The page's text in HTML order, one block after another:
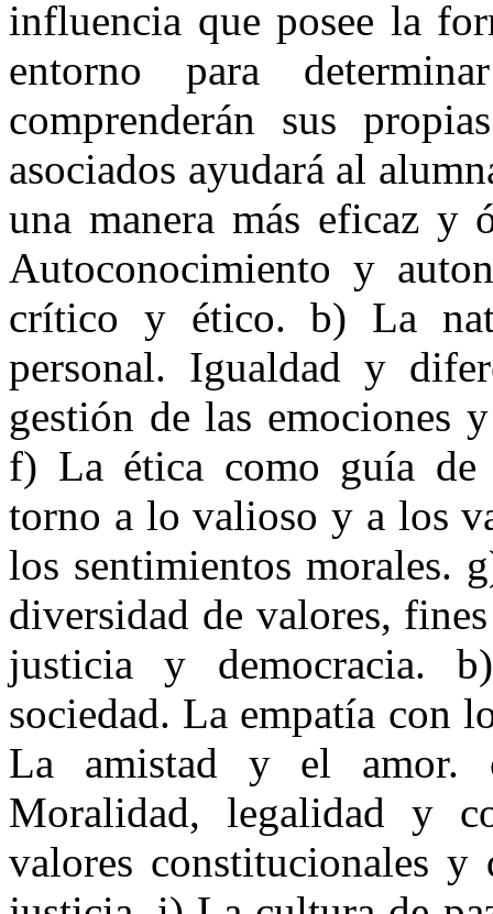
influencia que posee la
entorno para
comprenderán sus
asociados ayudará al
una manera más eficaz y
Autoconocimiento y
crítico y ético. b) La
personal. Igualdad y
gestión de las emociones
f) La ética como guía de
torno a lo valioso y a los
los sentimientos morales.
diversidad de valores,
justicia y democracia.
sociedad. La empatía con
La amistad y el amor.
Moralidad, legalidad y
valores constitucionales